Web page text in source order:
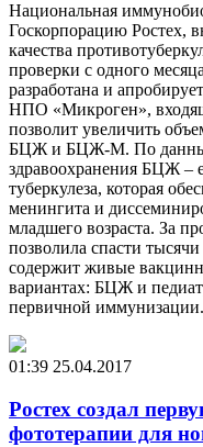
Национальная
Госкорпорацию Ростех,
качества
проверки с одного
разработана и
НПО «Микроген»,
позволит увеличить
БЦЖ и БЦЖ-М. По
здравоохранения БЦЖ –
туберкулеза, которая
менингита и
младшего возраста. За
позволила спасти
содержит живые
вариантах: БЦЖ и
первичной иммунизации.
01:39 25.04.2017
Ростех создал
фототерапии для